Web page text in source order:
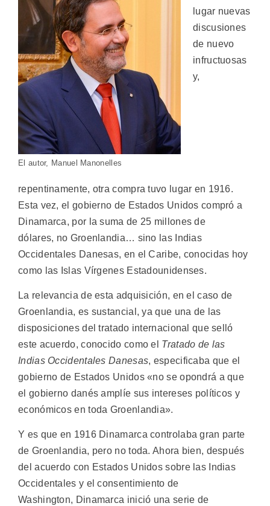
El autor, Manuel Manonelles
lugar nuevas
discusiones
de nuevo
infructuosas
y,
repentinamente, otra compra tuvo lugar en 1916.
Esta vez, el gobierno de Estados Unidos compró a
Dinamarca, por la suma de 25 millones de
dólares, no Groenlandia… sino las Indias
Occidentales Danesas, en el Caribe, conocidas hoy
como las Islas Vírgenes Estadounidenses.
La relevancia de esta adquisición, en el caso de
Groenlandia, es sustancial, ya que una de las
disposiciones del tratado internacional que selló
este acuerdo, conocido como el Tratado de las
Indias Occidentales Danesas, especificaba que el
gobierno de Estados Unidos «no se opondrá a que
el gobierno danés amplíe sus intereses políticos y
económicos en toda Groenlandia».
Y es que en 1916 Dinamarca controlaba gran parte
de Groenlandia, pero no toda. Ahora bien, después
del acuerdo con Estados Unidos sobre las Indias
Occidentales y el consentimiento de
Washington, Dinamarca inició una serie de